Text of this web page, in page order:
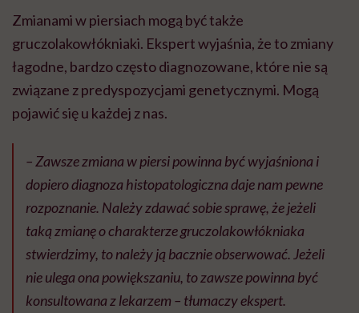
Zmianami w piersiach mogą być także
gruczolakowłókniaki. Ekspert wyjaśnia, że to zmiany
łagodne, bardzo często diagnozowane, które nie są
związane z predyspozycjami genetycznymi. Mogą
pojawić się u każdej z nas.
– Zawsze zmiana w piersi powinna być wyjaśniona i
dopiero diagnoza histopatologiczna daje nam pewne
rozpoznanie. Należy zdawać sobie sprawę, że jeżeli
taką zmianę o charakterze gruczolakowłókniaka
stwierdzimy, to należy ją bacznie obserwować. Jeżeli
nie ulega ona powiększaniu, to zawsze powinna być
konsultowana z lekarzem – tłumaczy ekspert.